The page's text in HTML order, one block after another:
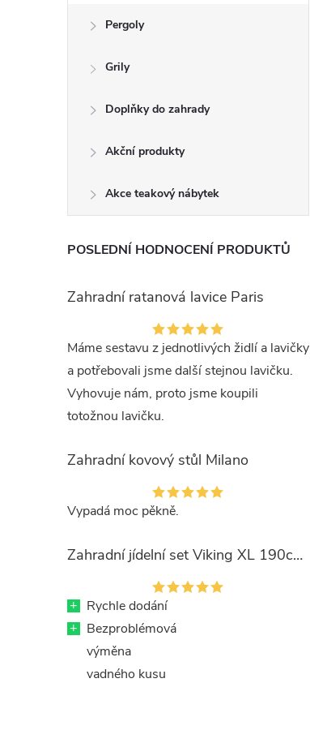
Pergoly
Grily
Doplňky do zahrady
Akční produkty
Akce teakový nábytek
POSLEDNÍ HODNOCENÍ PRODUKTŮ
Zahradní ratanová lavice Paris
Máme sestavu z jednotlivých židlí a lavičky
a potřebovali jsme další stejnou lavičku.
Vyhovuje nám, proto jsme koupili
totožnou lavičku.
Zahradní kovový stůl Milano
Vypadá moc pěkně.
Zahradní jídelní set Viking XL 190cm + 8x kovová židle Ramada
+ Rychle dodání
+ Bezproblémová
výměna
vadného kusu